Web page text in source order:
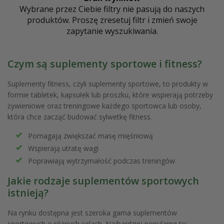
Wybrane przez Ciebie filtry nie pasują do naszych
produktów. Proszę zresetuj filtr i zmień swoje
zapytanie wyszukiwania.
Czym są suplementy sportowe i fitness?
Suplementy fitness, czyli suplementy sportowe, to produkty w
formie tabletek, kapsułek lub proszku, które wspierają potrzeby
żywieniowe oraz treningowe każdego sportowca lub osoby,
która chce zacząć budować sylwetkę fitness.
Pomagają zwiększać masę mięśniową
Wspierają utratę wagi
Poprawiają wytrzymałość podczas treningów
Jakie rodzaje suplementów sportowych
istnieją?
Na rynku dostępna jest szeroka gama suplementów